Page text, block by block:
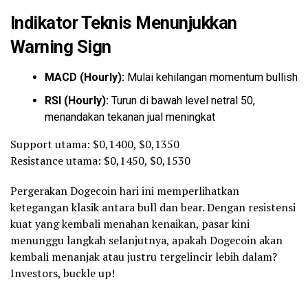
Indikator Teknis Menunjukkan
Warning Sign
MACD (Hourly): Mulai kehilangan momentum bullish
RSI (Hourly): Turun di bawah level netral 50,
menandakan tekanan jual meningkat
Support utama: $0,1400, $0,1350
Resistance utama: $0,1450, $0,1530
Pergerakan Dogecoin hari ini memperlihatkan
ketegangan klasik antara bull dan bear. Dengan resistensi
kuat yang kembali menahan kenaikan, pasar kini
menunggu langkah selanjutnya, apakah Dogecoin akan
kembali menanjak atau justru tergelincir lebih dalam?
Investors, buckle up!